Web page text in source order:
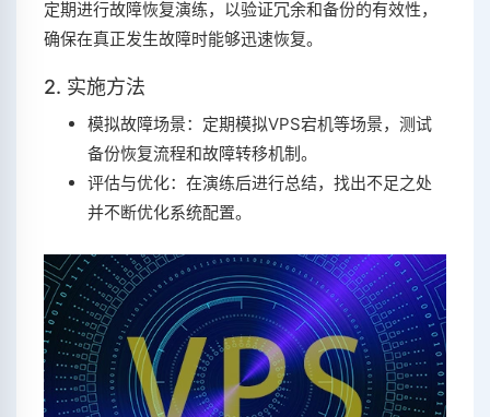
定期进行故障恢复演练，以验证冗余和备份的有效性，
确保在真正发生故障时能够迅速恢复。
2. 实施方法
模拟故障场景：定期模拟VPS宕机等场景，测试
备份恢复流程和故障转移机制。
评估与优化：在演练后进行总结，找出不足之处
并不断优化系统配置。